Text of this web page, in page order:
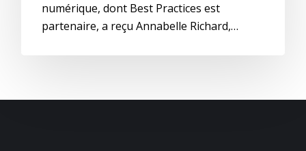
numérique, dont Best Practices est
partenaire, a reçu Annabelle Richard,…